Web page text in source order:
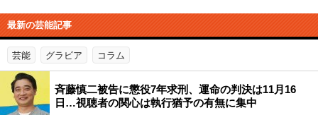
最新の芸能記事
芸能 グラビア コラム
斉藤慎二被告に懲役7年求刑、運命の判決は11月16
日…視聴者の関心は執行猶予の有無に集中